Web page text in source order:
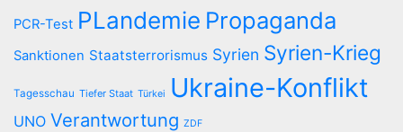
PCR-Test PLandemie Propaganda
Sanktionen Staatsterrorismus Syrien Syrien-Krieg
Tagesschau Tiefer Staat Türkei Ukraine-Konflikt
UNO Verantwortung ZDF